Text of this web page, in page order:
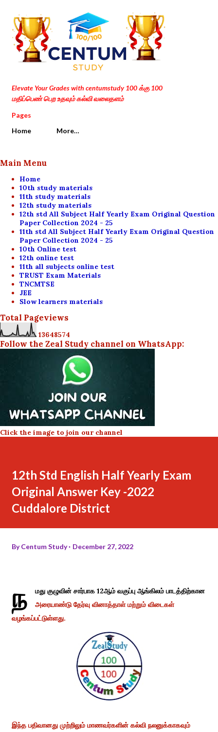
Skip to main content
Elevate Your Grades with centumstudy 100 க்கு 100
மதிப்பெண் பெற உதவும் கல்வி வலைதளம்
Pages
Home
More…
Main Menu
Home
10th study materials
11th study materials
12th study materials
12th std All Subject Half Yearly Exam Original Question
Paper Collection 2024 - 25
11th std All Subject Half Yearly Exam Original Question
Paper Collection 2024 - 25
10th Online test
12th online test
11th all subjects online test
TRUST Exam Materials
TNCMTSE
JEE
Slow learners materials
Total Pageviews
13648574
Follow the Zeal Study channel on WhatsApp:
Click the image to join our channel
12th Std English Half Yearly Exam
Original Answer Key -2022
Cuddalore District
ByCentum Study December 27, 2022
ந
மது குழுவின் சார்பாக 12ஆம் வகுப்பு ஆங்கிலம் பாடத்திற்கான
அரையாண்டு தேர்வு வினாத்தாள் மற்றும் விடைகள்
வழங்கப்பட்டுள்ளது.
இந்த பதிவானது முற்றிலும் மாணவர்களின் கல்வி நலனுக்காகவும்